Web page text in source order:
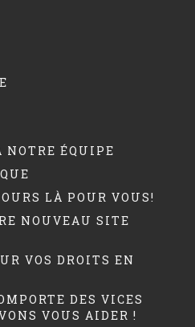
NOTRE ÉQUIPE
LÀ POUR VOUS!
NOUVEAU SITE
VOS DROITS EN
DES VICES
VOUS AIDER !